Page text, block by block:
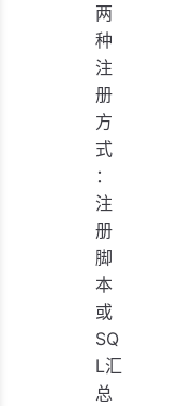
两
种
注
册
方
式
：
注
册
脚
本
或
SQ
L汇
总